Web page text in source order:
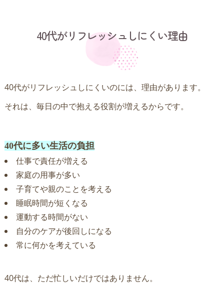
40代がリフレッシュしにくい理由
40代がリフレッシュしにくいのには、理由があります。
それは、毎日の中で抱える役割が増えるからです。
40代に多い生活の負担
仕事で責任が増える
家庭の用事が多い
子育てや親のことを考える
睡眠時間が短くなる
運動する時間がない
自分のケアが後回しになる
常に何かを考えている
40代は、ただ忙しいだけではありません。